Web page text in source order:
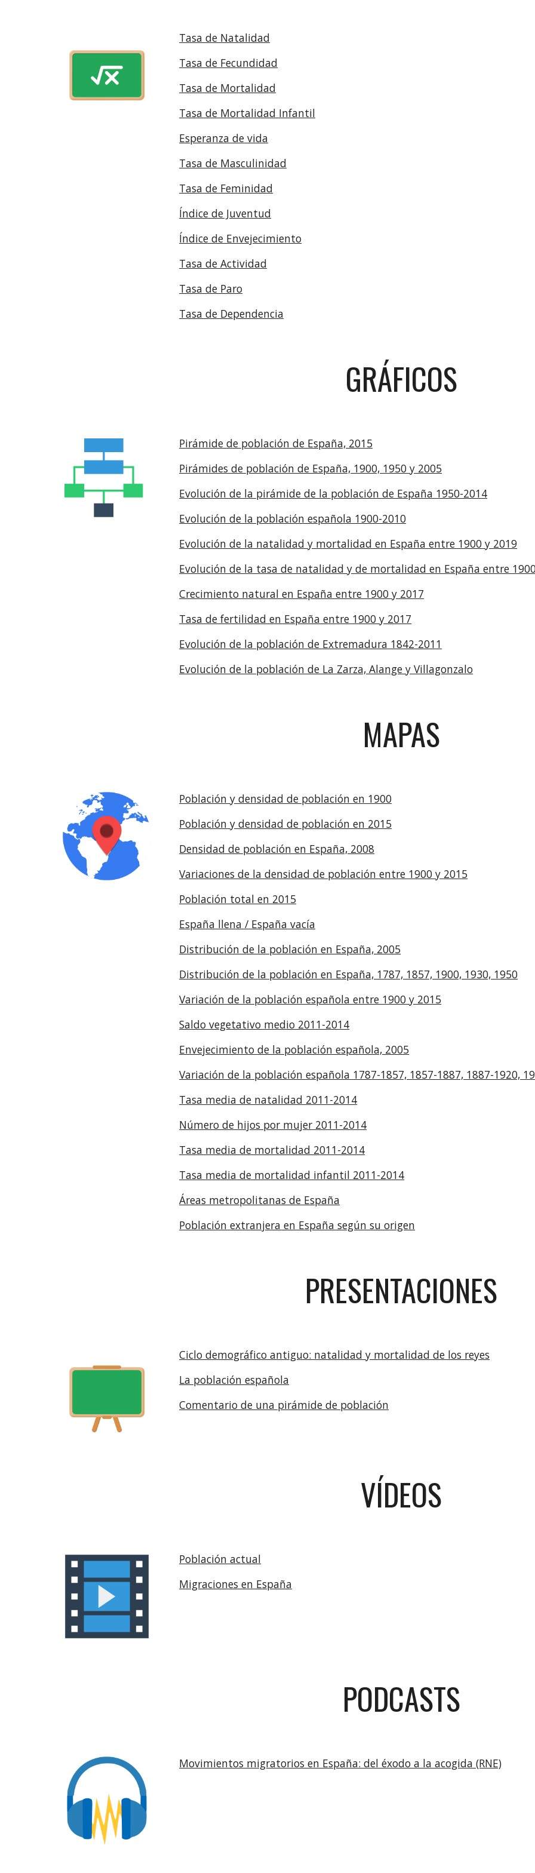
Tasa de Natalidad
Tasa de Fecundidad
Tasa de Mortalidad
Tasa de Mortalidad Infantil
Esperanza de vida
Tasa de Masculinidad
Tasa de Feminidad
Índice de Juventud
Índice de Envejecimiento
Tasa de Actividad
Tasa de Paro
Tasa de Dependencia
GRÁFICOS
Pirámide de población de España, 2015
Pirámides de población de España, 1900, 1950 y 2005
Evolución de la pirámide de la población de España 1950-2014
Evolución de la población española 1900-2010
Evolución de la natalidad y mortalidad en España entre 1900 y 2019
Evolución de la tasa de natalidad y de mortalidad en España entre
Crecimiento natural en España entre 1900 y 2017
Tasa de fertilidad en España entre 1900 y 2017
Evolución de la población de Extremadura 1842-2011
Evolución de la población de La Zarza, Alange y Villagonzalo
MAPAS
Población y densidad de población en 1900
Población y densidad de población en 2015
Densidad de población en España, 2008
Variaciones de la densidad de población entre 1900 y 2015
Población total en 2015
España llena / España vacía
Distribución de la población en España, 2005
Distribución de la población en España, 1787, 1857, 1900, 1930, 1950
Variación de la población española entre 1900 y 2015
Saldo vegetativo medio 2011-2014
Envejecimiento de la población española, 2005
Variación de la población española 1787-1857, 1857-1887, 1887-1920,
Tasa media de natalidad 2011-2014
Número de hijos por mujer 2011-2014
Tasa media de mortalidad 2011-2014
Tasa media de mortalidad infantil 2011-2014
Áreas metropolitanas de España
Población extranjera en España según su origen
PRESENTACIONES
Ciclo demográfico antiguo: natalidad y mortalidad de los reyes
La población española
Comentario de una pirámide de población
VÍDEOS
Población actual
Migraciones en España
PODCASTS
Movimientos migratorios en España: del éxodo a la acogida (RNE)